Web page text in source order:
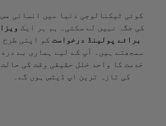
کوئی ٹیکنالوجی دنیا میں انسانی مس
کی جگہ نہیں لے سکتی۔ ہم ہر ایک ویزا
برائے پولینڈ درخواست کو اپنی طرح
سمجھتے ہیں۔ آپ کے لیے ہماری بے درد
خدمت کا واحد خلل حقیقی وقت کی حالت
کی تازہ ترین اپ ڈیٹس ہوں گے۔